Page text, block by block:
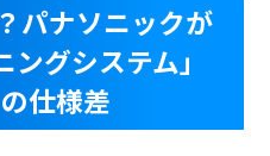
パナソニックが
グシステム」
仕様差